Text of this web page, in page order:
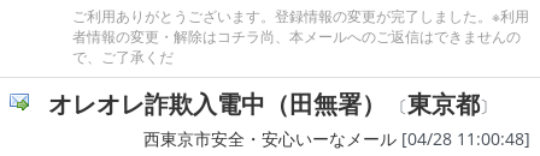
ご利用ありがとうございます。登録情報の変更が完了しました。※利用
者情報の変更・解除はコチラ尚、本メールへのご返信はできませんの
で、ご了承くだ
オレオレ詐欺入電中（田無署） 〔東京都〕
西東京市安全・安心いーなメール [04/28 11:00:48]